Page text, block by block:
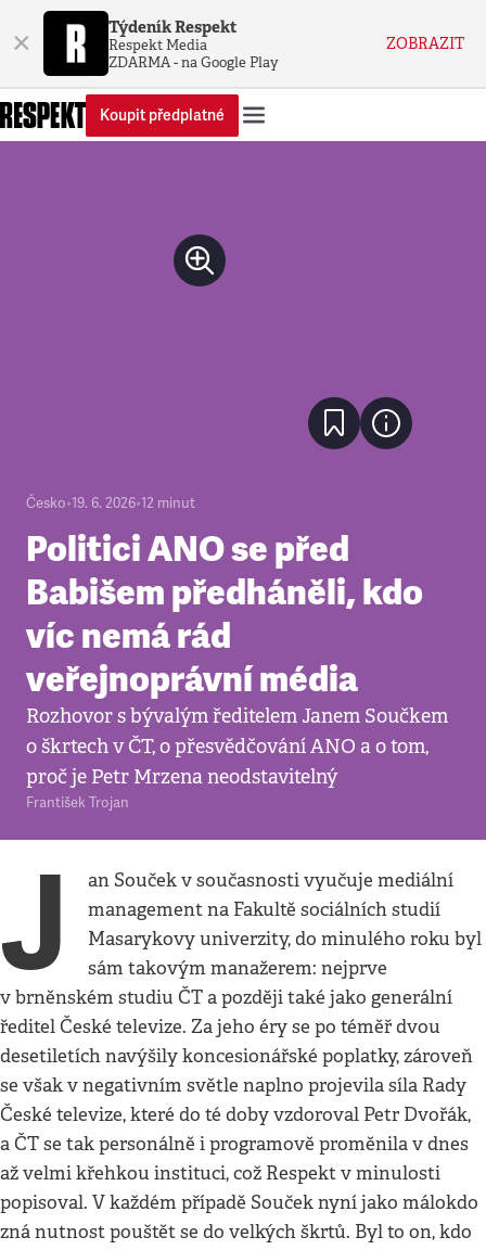
× Týdeník Respekt
Respekt Media
ZDARMA - na Google Play
ZOBRAZIT
Koupit předplatné
Česko•19. 6. 2026•12 minut
Politici ANO se před
Babišem předháněli, kdo
víc nemá rád
veřejnoprávní média
Rozhovor s bývalým ředitelem Janem Součkem
o škrtech v ČT, o přesvědčování ANO a o tom,
proč je Petr Mrzena neodstavitelný
František Trojan
J
an Souček v současnosti vyučuje mediální
management na Fakultě sociálních studií
Masarykovy univerzity, do minulého roku byl
sám takovým manažerem: nejprve
v brněnském studiu ČT a později také jako generální
ředitel České televize. Za jeho éry se po téměř dvou
desetiletích navýšily koncesionářské poplatky, zároveň
se však v negativním světle naplno projevila síla Rady
České televize, které do té doby vzdoroval Petr Dvořák,
a ČT se tak personálně i programově proměnila v dnes
až velmi křehkou instituci, což Respekt v minulosti
popisoval. V každém případě Souček nyní jako málokdo
zná nutnost pouštět se do velkých škrtů. Byl to on, kdo